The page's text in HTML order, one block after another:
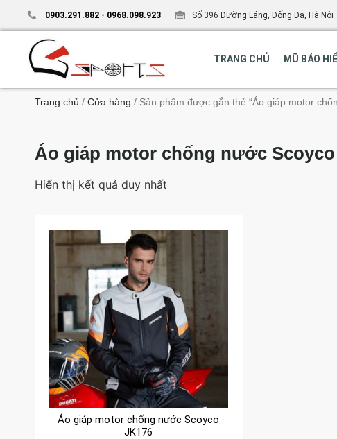
0903.291.882 - 0968.098.923 Số 396 Đường Láng, Đống Đa, Hà Nội
TRANG CHỦ MŨ BẢO
Trang chủ / Cửa hàng / Sản phẩm được gắn thẻ “Áo giáp motor
Áo giáp motor chống nước Scoyco
Hiển thị kết quả duy nhất
Áo giáp motor chống nước Scoyco
JK176